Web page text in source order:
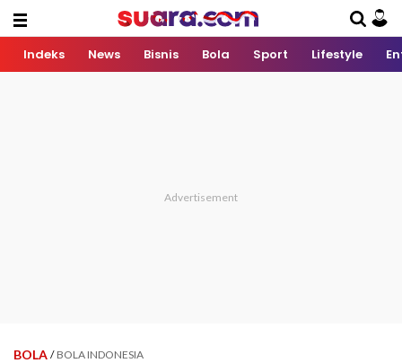
Indeks News Bisnis Bola Sport Lifestyle
BOLA / BOLA INDONESIA